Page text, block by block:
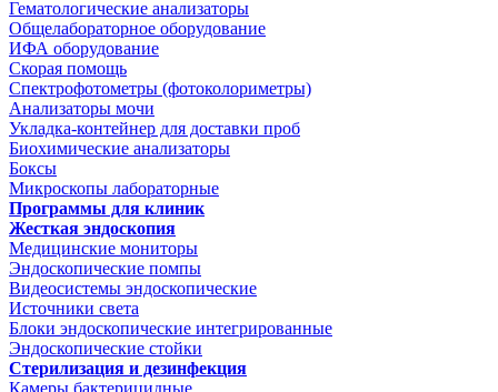
Гематологические анализаторы
Общелабораторное оборудование
ИФА оборудование
Скорая помощь
Спектрофотометры (фотоколориметры)
Анализаторы мочи
Укладка-контейнер для доставки проб
Биохимические анализаторы
Боксы
Микроскопы лабораторные
Программы для клиник
Жесткая эндоскопия
Медицинские мониторы
Эндоскопические помпы
Видеосистемы эндоскопические
Источники света
Блоки эндоскопические интегрированные
Эндоскопические стойки
Стерилизация и дезинфекция
Камеры бактерицидные